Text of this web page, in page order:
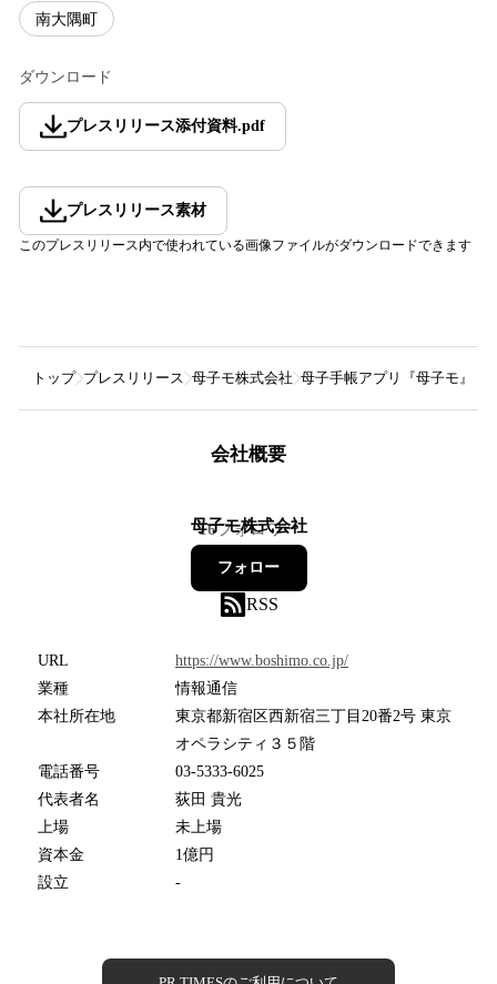
南大隅町
ダウンロード
プレスリリース添付資料.pdf
プレスリリース素材
このプレスリリース内で使われている画像ファイルがダウンロードできます
トップ プレスリリース 母子モ株式会社 母子手帳アプリ『母子モ』が
会社概要
母子モ株式会社
16フォロワー
フォロー
RSS
URL
https://www.boshimo.co.jp/
業種
情報通信
本社所在地
東京都新宿区西新宿三丁目20番2号 東京
オペラシティ３５階
電話番号
03-5333-6025
代表者名
荻田 貴光
上場
未上場
資本金
1億円
設立
-